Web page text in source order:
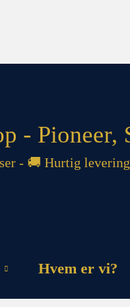
- Pioneer,
- 🚚 Hurtig
Hvem er vi?